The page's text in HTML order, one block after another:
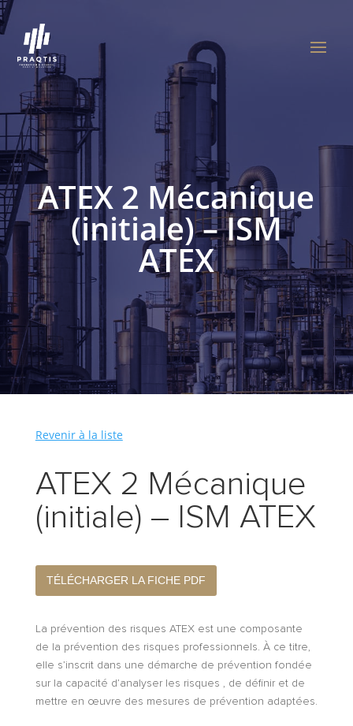
ATEX 2 Mécanique
(initiale) – ISM
ATEX
Revenir à la liste
ATEX 2 Mécanique
(initiale) – ISM ATEX
TÉLÉCHARGER LA FICHE PDF
La prévention des risques ATEX est une composante
de la prévention des risques professionnels. À ce titre,
elle s’inscrit dans une démarche de prévention fondée
sur la capacité d’analyser les risques , de définir et de
mettre en œuvre des mesures de prévention adaptées.